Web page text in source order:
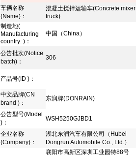
车辆名称
(Name) ：
混凝土搅拌运输车(Concrete mixer
truck)
制造地(
Manufacturing
country: ) ：
中国（China）
公告批次(Notice
batch) ：
306
产品号(ID ) ：
中文品牌(CN
brand ) ：
东润牌(DONRAIN)
公告型号(Model
) ：
WSH5250GJBD1
企业名称
(Company) ：
湖北东润汽车有限公司（ Hubei
Dongrun Automobile Co., Ltd.）
襄阳市高新区深圳工业园特88号